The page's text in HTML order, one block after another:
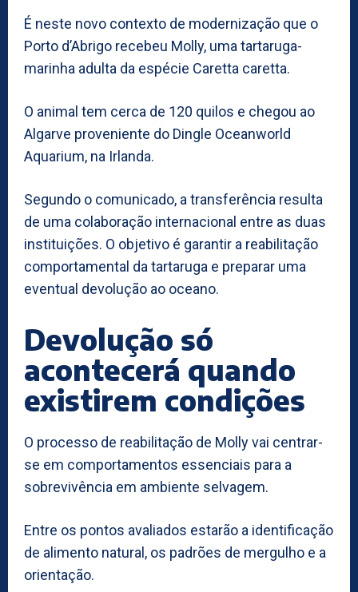
É neste novo contexto de modernização que o
Porto d’Abrigo recebeu Molly, uma tartaruga-
marinha adulta da espécie Caretta caretta.
O animal tem cerca de 120 quilos e chegou ao
Algarve proveniente do Dingle Oceanworld
Aquarium, na Irlanda.
Segundo o comunicado, a transferência resulta
de uma colaboração internacional entre as duas
instituições. O objetivo é garantir a reabilitação
comportamental da tartaruga e preparar uma
eventual devolução ao oceano.
Devolução só
acontecerá quando
existirem condições
O processo de reabilitação de Molly vai centrar-
se em comportamentos essenciais para a
sobrevivência em ambiente selvagem.
Entre os pontos avaliados estarão a identificação
de alimento natural, os padrões de mergulho e a
orientação.